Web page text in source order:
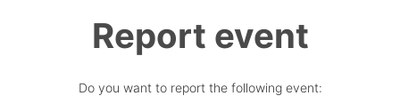
Report event
Do you want to report the following event: